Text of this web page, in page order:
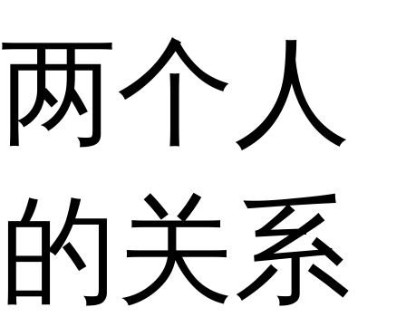
两个人
的关系